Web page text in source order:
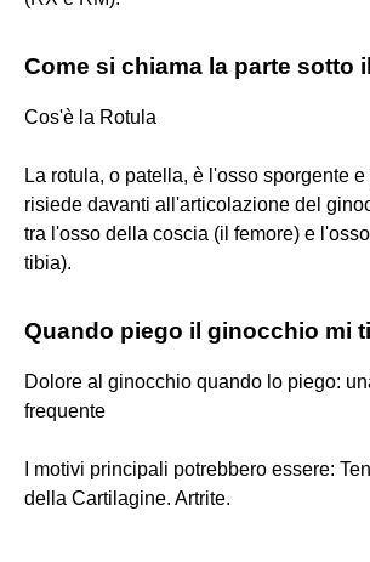
Come si chiama la parte sotto
Cos'è la Rotula
La rotula, o patella, è l'osso sporgente
risiede davanti all'articolazione del
tra l'osso della coscia (il femore) e
tibia).
Quando piego il ginocchio mi
Dolore al ginocchio quando lo piego:
frequente
I motivi principali potrebbero essere:
della Cartilagine. Artrite.